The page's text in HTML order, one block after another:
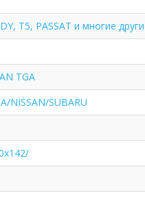
T5, PASSAT и многие
TGA
NISSAN/SUBARU